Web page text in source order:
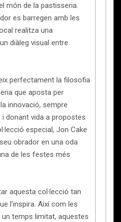
món de la pastisseria.
es barregen amb les
realitza una
diàleg visual entre
perfectament la filosofia
que aposta per
innovació, sempre
donant vida a propostes
especial, Jon Cake
obrador en una oda
de les festes més
aquesta col·lecció tan
l’inspira. Així com les
temps limitat, aquestes